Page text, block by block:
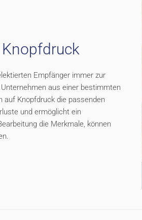
Empfänger immer zur
aus einer bestimmten
auf Knopfdruck die passenden
und ermöglicht ein
die Merkmale, können